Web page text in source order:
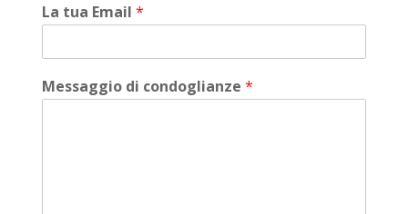
La tua Email *
Messaggio di condoglianze *